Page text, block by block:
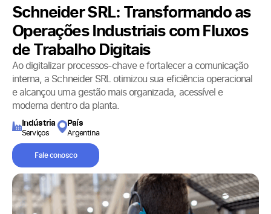
Schneider SRL: Transformando as
Operações Industriais com Fluxos
de Trabalho Digitais
Ao digitalizar processos-chave e fortalecer a comunicação
interna, a Schneider SRL otimizou sua eficiência operacional
e alcançou uma gestão mais organizada, acessível e
moderna dentro da planta.
Indústria
Serviços
País
Argentina
Fale conosco